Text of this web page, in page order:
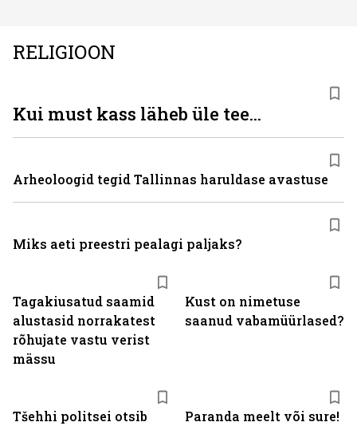
RELIGIOON
Tagakiusatud saamid
alustasid norrakatest
rõhujate vastu verist
mässu
Kust on nimetuse
saanud vabamüürlased?
Tšehhi politsei otsib
Paranda meelt või sure!
Kui must kass läheb üle tee...
Arheoloogid tegid Tallinnas haruldase avastuse
Miks aeti preestri pealagi paljaks?